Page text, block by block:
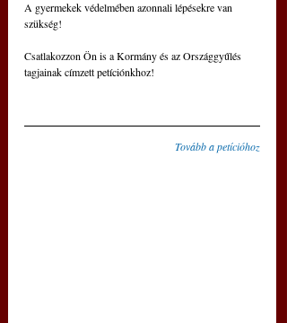
A gyermekek védelmében azonnali lépésekre van
szükség!
Csatlakozzon Ön is a Kormány és az Országgyűlés
tagjainak címzett petíciónkhoz!
Tovább a petícióhoz